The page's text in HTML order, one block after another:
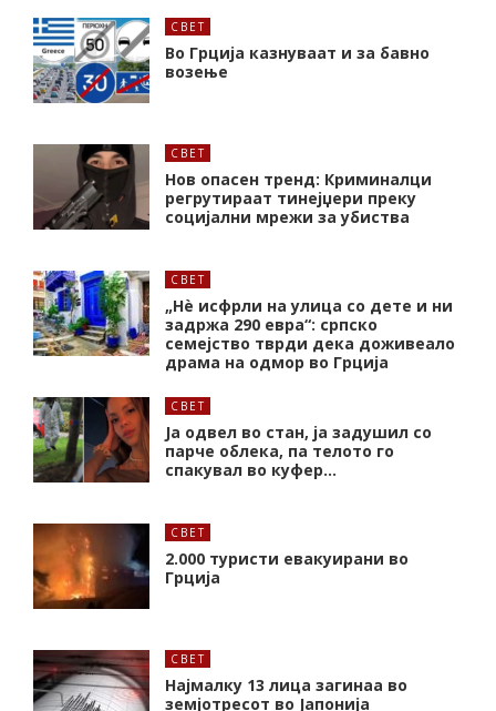
СВЕТ
Во Грција казнуваат и за бавно
возење
СВЕТ
Нов опасен тренд: Криминалци
регрутираат тинејџери преку
социјални мрежи за убиства
СВЕТ
„Нѐ исфрли на улица со дете и ни
задржа 290 евра“: српско
семејство тврди дека доживеало
драма на одмор во Грција
СВЕТ
Ја одвел во стан, ја задушил со
парче облека, па телото го
спакувал во куфер…
СВЕТ
2.000 туристи евакуирани во
Грција
СВЕТ
Најмалку 13 лица загинаа во
земјотресот во Јапонија